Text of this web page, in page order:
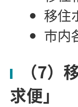
移住
市内
（7）
求便」